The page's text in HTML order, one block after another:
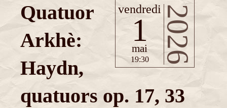
vendredi
1
mai 2026
19:30
Quatuor
Arkhè:
Haydn,
quatuors op. 17, 33